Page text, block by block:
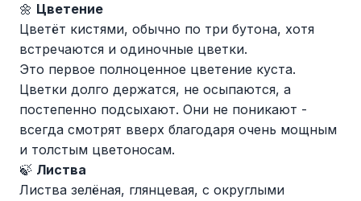
🌼 Цветение
Цветёт кистями, обычно по три бутона, хотя
встречаются и одиночные цветки.
Это первое полноценное цветение куста.
Цветки долго держатся, не осыпаются, а
постепенно подсыхают. Они не поникают -
всегда смотрят вверх благодаря очень мощным
и толстым цветоносам.
🍃 Листва
Листва зелёная, глянцевая, с округлыми